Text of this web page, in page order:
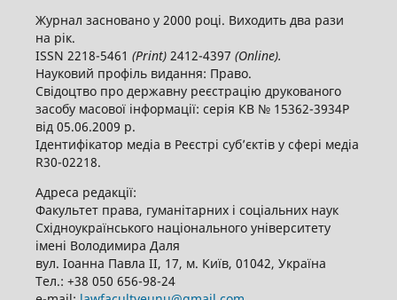
Журнал засновано у 2000 році. Виходить два рази
на рік.
ISSN 2218-5461 (Print)2412-4397 (Online).
Науковий профіль видання: Право.
Свідоцтво про державну реєстрацію друкованого
засобу масової інформації: серія КВ № 15362-3934Р
від 05.06.2009 р.
Ідентифікатор медіа в Реєстрі суб’єктів у сфері медіа
R30-02218.
Адреса редакції:
Факультет права, гуманітарних і соціальних наук
Східноукраїнського національного університету
імені Володимира Даля
вул. Іоанна Павла ІІ, 17, м. Київ, 01042, Україна
Тел.: +38 050 656-98-24